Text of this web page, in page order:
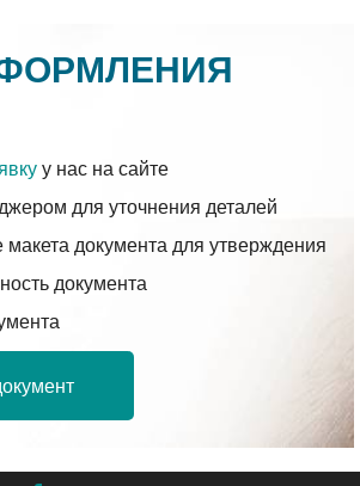
у нас на сайте
для уточнения деталей
макета документа для утверждения
документа